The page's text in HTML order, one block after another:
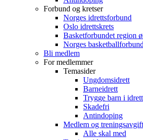
Forbund og kretser
Norges idrettsforbund
Oslo idrettskrets
Basketforbundet region
Norges basketballforbund
Bli medlem
For medlemmer
Temasider
Ungdomsidrett
Barneidrett
Trygge barn i
Skadefri
Antindoping
Medlem og
Alle skal med